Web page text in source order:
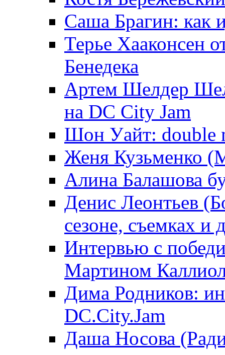
Саша Брагин: как
Терье Хааконсен
Бенедека
Артем Шелдер
на DC City Jam
Шон Уайт: double
Женя Кузьменко
Алина Балашова
Денис Леонтьев
сезоне, съемках и
Интервью с
Мартином
Дима Родников:
DC.City.Jam
Даша Носова